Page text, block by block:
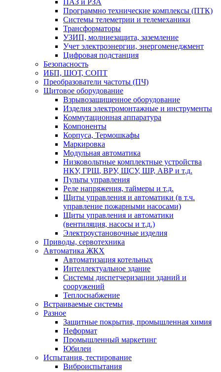
ПАЗ и РЗА
Программно технические комплексы (ПТК)
Системы телеметрии и телемеханики
Трансформаторы
УЗИП, молниезащита, заземление
Учет электроэнергии, энергоменеджмент
Цифровая подстанция
Безопасность
ИБП, ШОТ, СОПТ
Преобразователи частоты (ПЧ)
Щитовое оборудование
Взрывозащищенное оборудование
Изделия электромонтажные и инструменты
Коммутационная аппаратура
Компоненты
Корпуса, Термошкафы
Маркировка
Модульная автоматика
Низковольтные комплектные устройства
НКУ, ГРЩ, ВРУ, ЩСУ, ШР, АВР и т.д.
Пульты управления
Реле напряжения, таймеры и т.д.
Щиты управления и автоматики (в т.ч.
управление пожарными насосами)
Щиты управления и автоматики
(вентиляция, насосы и т.д.)
Электроустановочные изделия
Приводы, сервотехника
Автоматика ЖКХ
Автоматизация котельных
Интеллектуальное здание
Системы диспетчеризации зданий и
сооружений
Теплоснабжение
Встраиваемые системы
Разное
Защитные покрытия, промышленная химия
Неформат
Промышленный маркетинг
Юбилеи
Испытания, тестирование
Виброиспытания